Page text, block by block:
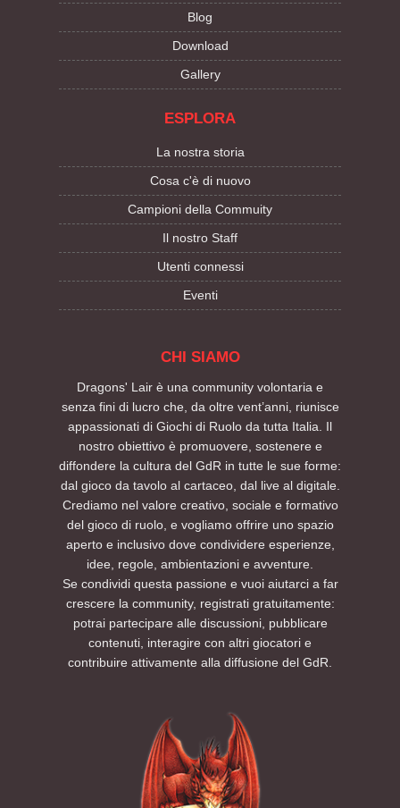
Blog
Download
Gallery
ESPLORA
La nostra storia
Cosa c'è di nuovo
Campioni della Commuity
Il nostro Staff
Utenti connessi
Eventi
CHI SIAMO
Dragons' Lair è una community volontaria e
senza fini di lucro che, da oltre vent’anni, riunisce
appassionati di Giochi di Ruolo da tutta Italia. Il
nostro obiettivo è promuovere, sostenere e
diffondere la cultura del GdR in tutte le sue forme:
dal gioco da tavolo al cartaceo, dal live al digitale.
Crediamo nel valore creativo, sociale e formativo
del gioco di ruolo, e vogliamo offrire uno spazio
aperto e inclusivo dove condividere esperienze,
idee, regole, ambientazioni e avventure.
Se condividi questa passione e vuoi aiutarci a far
crescere la community, registrati gratuitamente:
potrai partecipare alle discussioni, pubblicare
contenuti, interagire con altri giocatori e
contribuire attivamente alla diffusione del GdR.